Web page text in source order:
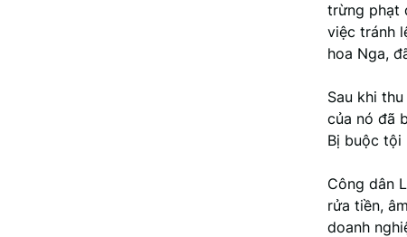
trừng phạt
việc tránh
hoa Nga,
Sau khi
của nó đã
Bị buộc tội
Công dân
rửa tiền,
doanh